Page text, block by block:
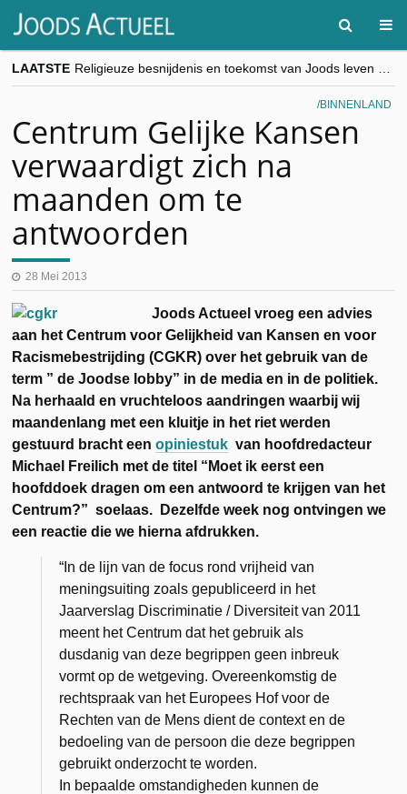
LAATSTE
“Besnijdenisdebat toont hoe moeilijk seculiere Westen minderheden begrijpt”, Jinnih Beels (Vooruit)
CITYTRIP | ROEMENIË – Boekarest: de verrassing van Oost-Europa
BINNENLAND
Centrum Gelijke Kansen
verwaardigt zich na
maanden om te
antwoorden
28 Mei 2013
Joods Actueel vroeg een advies
aan het Centrum voor Gelijkheid van Kansen en voor
Racismebestrijding (CGKR) over het gebruik van de
term ” de Joodse lobby” in de media en in de politiek.
Na herhaald en vruchteloos aandringen waarbij wij
maandenlang met een kluitje in het riet werden
gestuurd bracht eenopiniestuk van hoofdredacteur
Michael Freilich met de titel “Moet ik eerst een
hoofddoek dragen om een antwoord te krijgen van het
Centrum?” soelaas. Dezelfde week nog ontvingen we
een reactie die we hierna afdrukken.
“In de lijn van de focus rond vrijheid van
meningsuiting zoals gepubliceerd in het
Jaarverslag Discriminatie / Diversiteit van 2011
meent het Centrum dat het gebruik als
dusdanig van deze begrippen geen inbreuk
vormt op de wetgeving. Overeenkomstig de
rechtspraak van het Europees Hof voor de
Rechten van de Mens dient de context en de
bedoeling van de persoon die deze begrippen
gebruikt onderzocht te worden.
In bepaalde omstandigheden kunnen de